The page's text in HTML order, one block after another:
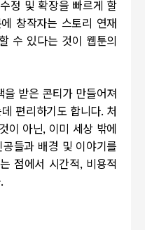
정 및 확장을 빠르게 할
창작자는 스토리 연재
수 있다는 것이 웹툰의
받은 콘티가 만들어져
편리하기도 합니다. 처
이 아닌, 이미 세상 밖에
들과 배경 및 이야기를
점에서 시간적, 비용적
.